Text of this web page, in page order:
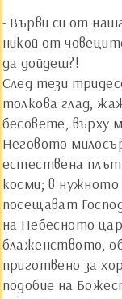
- Върви си от
никой от
да дойдеш?!
След тези
толкова глад,
бесовете, върху
Неговото
естествена плът
косми; в нужното
посещават
на Небесното
блаженството,
приготвено за
подобие на